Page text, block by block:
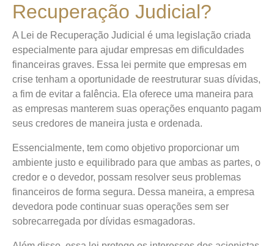
Recuperação Judicial?
A Lei de Recuperação Judicial é uma legislação criada
especialmente para ajudar empresas em dificuldades
financeiras graves. Essa lei permite que empresas em
crise tenham a oportunidade de reestruturar suas dívidas,
a fim de evitar a falência. Ela oferece uma maneira para
as empresas manterem suas operações enquanto pagam
seus credores de maneira justa e ordenada.
Essencialmente, tem como objetivo proporcionar um
ambiente justo e equilibrado para que ambas as partes, o
credor e o devedor, possam resolver seus problemas
financeiros de forma segura. Dessa maneira, a empresa
devedora pode continuar suas operações sem ser
sobrecarregada por dívidas esmagadoras.